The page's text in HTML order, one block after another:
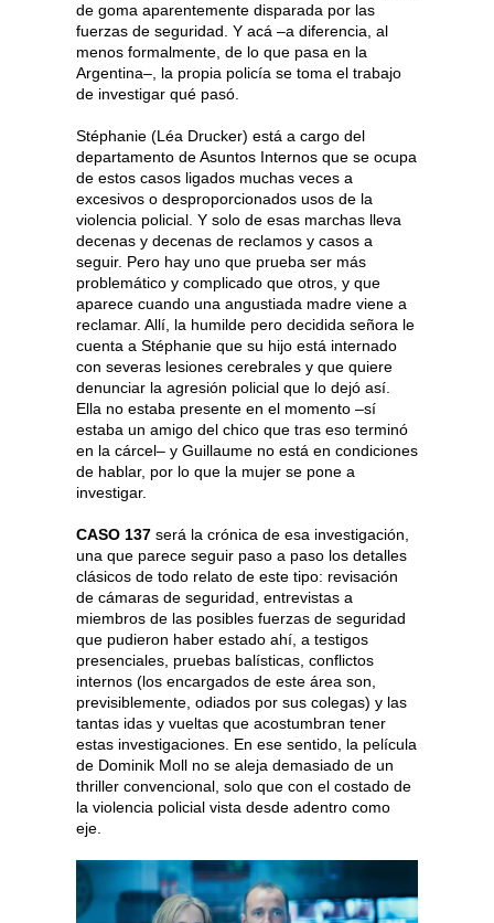
de goma aparentemente disparada por las
fuerzas de seguridad. Y acá –a diferencia, al
menos formalmente, de lo que pasa en la
Argentina–, la propia policía se toma el trabajo
de investigar qué pasó.
Stéphanie (Léa Drucker) está a cargo del
departamento de Asuntos Internos que se ocupa
de estos casos ligados muchas veces a
excesivos o desproporcionados usos de la
violencia policial. Y solo de esas marchas lleva
decenas y decenas de reclamos y casos a
seguir. Pero hay uno que prueba ser más
problemático y complicado que otros, y que
aparece cuando una angustiada madre viene a
reclamar. Allí, la humilde pero decidida señora le
cuenta a Stéphanie que su hijo está internado
con severas lesiones cerebrales y que quiere
denunciar la agresión policial que lo dejó así.
Ella no estaba presente en el momento –sí
estaba un amigo del chico que tras eso terminó
en la cárcel– y Guillaume no está en condiciones
de hablar, por lo que la mujer se pone a
investigar.
CASO 137 será la crónica de esa investigación,
una que parece seguir paso a paso los detalles
clásicos de todo relato de este tipo: revisación
de cámaras de seguridad, entrevistas a
miembros de las posibles fuerzas de seguridad
que pudieron haber estado ahí, a testigos
presenciales, pruebas balísticas, conflictos
internos (los encargados de este área son,
previsiblemente, odiados por sus colegas) y las
tantas idas y vueltas que acostumbran tener
estas investigaciones. En ese sentido, la película
de Dominik Moll no se aleja demasiado de un
thriller convencional, solo que con el costado de
la violencia policial vista desde adentro como
eje.